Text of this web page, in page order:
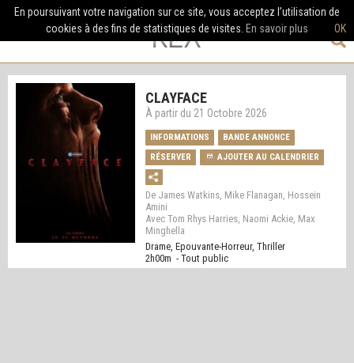
CLAYFACE
À partir du 21 Octobre 2026
INFORMATIONS
BANDE ANNONCE
RÉSERVER
AJOUTER AU CALENDRIER
De James Watkins, Mike Flanagan, Hossein
Amini
Avec Tom Rhys Harries, Naomi Ackie, Max
Minghella
Drame, Epouvante-Horreur, Thriller
2h00m - Tout public
OK
En poursuivant votre navigation sur ce site, vous acceptez l’utilisation de
cookies à des fins de statistiques de visites. En savoir plus